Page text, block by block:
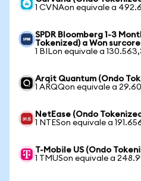
1 CVNAon equivale a
SPDR Bloomberg 1-3
Tokenized) a Won
1 BILon equivale a
Arqit Quantum (Ondo
1 ARQQon equivale a
NetEase (Ondo
1 NTESon equivale a
T-Mobile US (Ondo
1 TMUSon equivale a